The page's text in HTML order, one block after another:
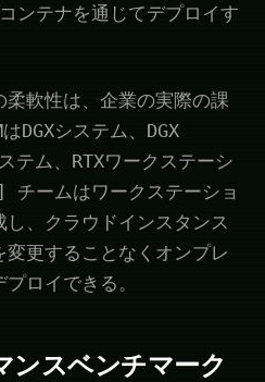
ンテナを通じてデプロイす
軟性は、企業の実際の課
DGXシステム、DGX
テム、RTXワークステーシ
ームはワークステーショ
、クラウドインスタンス
更することなくオンプレ
ロイできる。
ンスベンチマーク